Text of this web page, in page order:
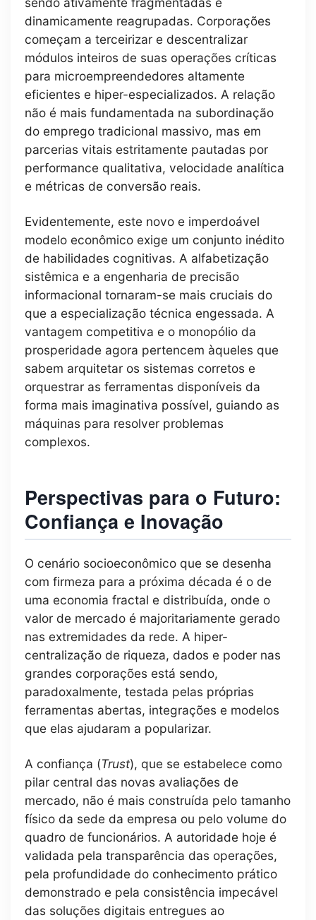
dinamicamente reagrupadas. Corporações
começam a terceirizar e descentralizar
módulos inteiros de suas operações críticas
para microempreendedores altamente
eficientes e hiper-especializados. A relação
não é mais fundamentada na subordinação
do emprego tradicional massivo, mas em
parcerias vitais estritamente pautadas por
performance qualitativa, velocidade analítica
e métricas de conversão reais.
Evidentemente, este novo e imperdoável
modelo econômico exige um conjunto inédito
de habilidades cognitivas. A alfabetização
sistêmica e a engenharia de precisão
informacional tornaram-se mais cruciais do
que a especialização técnica engessada. A
vantagem competitiva e o monopólio da
prosperidade agora pertencem àqueles que
sabem arquitetar os sistemas corretos e
orquestrar as ferramentas disponíveis da
forma mais imaginativa possível, guiando as
máquinas para resolver problemas
complexos.
Perspectivas para o Futuro:
Confiança e Inovação
O cenário socioeconômico que se desenha
com firmeza para a próxima década é o de
uma economia fractal e distribuída, onde o
valor de mercado é majoritariamente gerado
nas extremidades da rede. A hiper-
centralização de riqueza, dados e poder nas
grandes corporações está sendo,
paradoxalmente, testada pelas próprias
ferramentas abertas, integrações e modelos
que elas ajudaram a popularizar.
A confiança (Trust), que se estabelece como
pilar central das novas avaliações de
mercado, não é mais construída pelo tamanho
físico da sede da empresa ou pelo volume do
quadro de funcionários. A autoridade hoje é
validada pela transparência das operações,
pela profundidade do conhecimento prático
demonstrado e pela consistência impecável
das soluções digitais entregues ao